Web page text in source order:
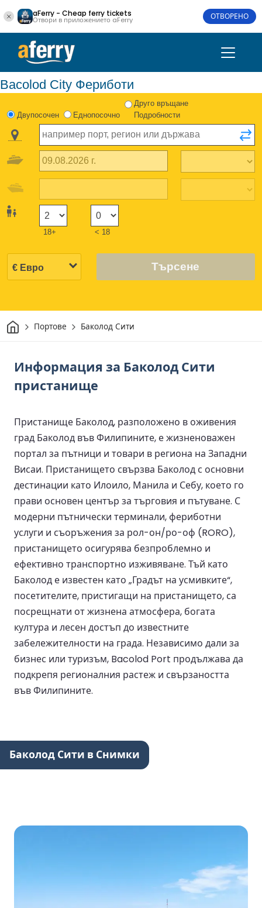
aFerry - Cheap ferry tickets
Отвори в приложението aFerry ОТВОРЕНО
Bacolod City Фериботи
Двупосочен Еднопосочно
Друго връщане
Подробности
18+ < 18
Търсене
Начало
Портове Баколод Сити
Информация за Баколод Сити
пристанище
Пристанище Баколод, разположено в оживения
град Баколод във Филипините, е жизненоважен
портал за пътници и товари в региона на Западни
Висаи. Пристанището свързва Баколод с основни
дестинации като Илоило, Манила и Себу, което го
прави основен център за търговия и пътуване. С
модерни пътнически терминали, фериботни
услуги и съоръжения за рол-он/ро-оф (RORO),
пристанището осигурява безпроблемно и
ефективно транспортно изживяване. Тъй като
Баколод е известен като „Градът на усмивките“,
посетителите, пристигащи на пристанището, са
посрещнати от жизнена атмосфера, богата
култура и лесен достъп до известните
забележителности на града. Независимо дали за
бизнес или туризъм, Bacolod Port продължава да
подкрепя регионалния растеж и свързаността
във Филипините.
Баколод Сити в Снимки